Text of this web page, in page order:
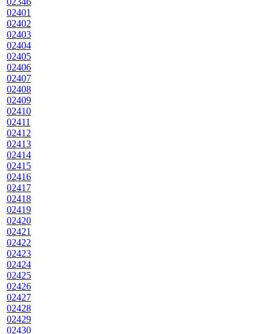
02401
02402
02403
02404
02405
02406
02407
02408
02409
02410
02411
02412
02413
02414
02415
02416
02417
02418
02419
02420
02421
02422
02423
02424
02425
02426
02427
02428
02429
02430